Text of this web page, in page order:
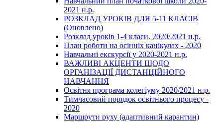
2021 н.р.
РОЗКЛАД УРОКІВ ДЛЯ 5-11 КЛАСІВ
(Оновлено)
Розклад уроків 1-4 класи. 2020/2021 н.р.
План роботи на осінніх канікулах - 2020
Навчальні екскурсії у 2020-2021 н.р.
ВАЖЛИВІ АКЦЕНТИ ЩОДО
ОРГАНІЗАЦІЇ ДИСТАНЦІЙНОГО
НАВЧАННЯ
Освітня програма колегіуму 2020/2021 н.р.
Тимчасовий порядок освітнього процесу -
2020
Маршрути руху (адаптивний карантин)